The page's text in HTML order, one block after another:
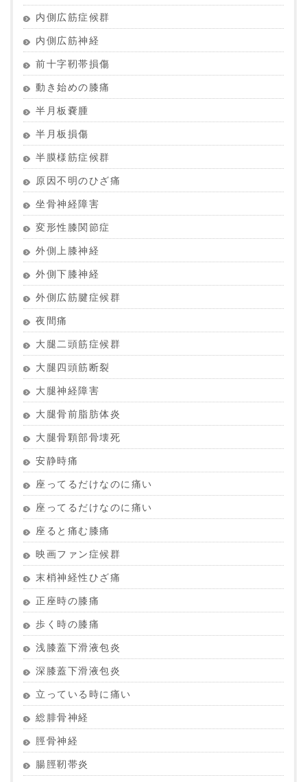
内側広筋症候群
内側広筋神経
前十字靭帯損傷
動き始めの膝痛
半月板嚢腫
半月板損傷
半膜様筋症候群
原因不明のひざ痛
坐骨神経障害
変形性膝関節症
外側上膝神経
外側下膝神経
外側広筋腱症候群
夜間痛
大腿二頭筋症候群
大腿四頭筋断裂
大腿神経障害
大腿骨前脂肪体炎
大腿骨顆部骨壊死
安静時痛
座ってるだけなのに痛い
座ってるだけなのに痛い
座ると痛む膝痛
映画ファン症候群
末梢神経性ひざ痛
正座時の膝痛
歩く時の膝痛
浅膝蓋下滑液包炎
深膝蓋下滑液包炎
立っている時に痛い
総腓骨神経
脛骨神経
腸脛靭帯炎